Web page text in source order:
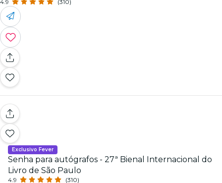
4.9 (310)
Exclusivo Fever
Senha para autógrafos - 27ª Bienal Internacional do
Livro de São Paulo
4.9 (310)